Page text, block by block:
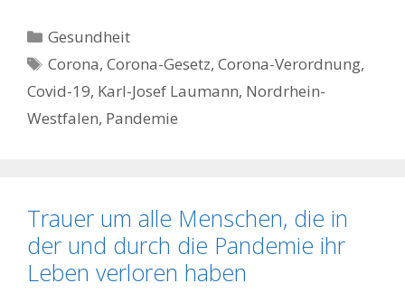
Kategorien
Gesundheit
Schlagwörter
Corona,Corona-Gesetz,Corona-Verordnung,
Covid-19, Karl-Josef Laumann, Nordrhein-
Westfalen, Pandemie
Trauer um alle Menschen, die in
der und durch die Pandemie ihr
Leben verloren haben